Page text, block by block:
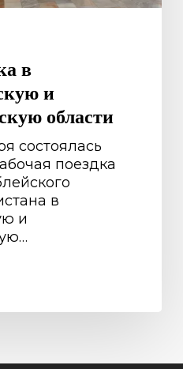
в
и
области
состоялась
поездка
в
и